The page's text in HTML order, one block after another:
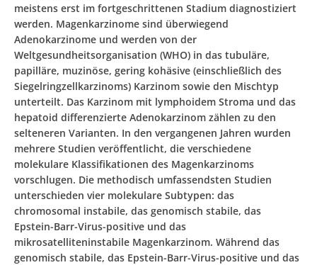
meistens erst im fortgeschrittenen Stadium diagnostiziert
werden. Magenkarzinome sind überwiegend
Adenokarzinome und werden von der
Weltgesundheitsorganisation (WHO) in das tubuläre,
papilläre, muzinöse, gering kohäsive (einschließlich des
Siegelringzellkarzinoms) Karzinom sowie den Mischtyp
unterteilt. Das Karzinom mit lymphoidem Stroma und das
hepatoid differenzierte Adenokarzinom zählen zu den
selteneren Varianten. In den vergangenen Jahren wurden
mehrere Studien veröffentlicht, die verschiedene
molekulare Klassifikationen des Magenkarzinoms
vorschlugen. Die methodisch umfassendsten Studien
unterschieden vier molekulare Subtypen: das
chromosomal instabile, das genomisch stabile, das
Epstein-Barr-Virus-positive und das
mikrosatelliteninstabile Magenkarzinom. Während das
genomisch stabile, das Epstein-Barr-Virus-positive und das